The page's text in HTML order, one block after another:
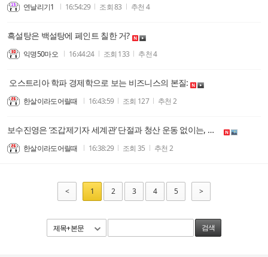
연날리기1 16:54:29 조회83 추천 4
흑설탕은 백설탕에 페인트 칠한 거?
익명50마오 16:44:24 조회 133 추천4
오스트리아 학파 경제학으로 보는 비즈니스의 본질:
한살이라도어릴때 16:43:59 조회 127 추천 2
보수진영은 ‘조갑제기자 세계관’ 단절과 청산 운동 없이는, 부정선거 피해를 계속 당할 수 밖에 없지 않나요? 무의미한 광장 웅변대회 집어치워야 합니다.
한살이라도어릴때 16:38:29 조회 35 추천 2
< 1 2 3 4 5 >
제목+본문 검색